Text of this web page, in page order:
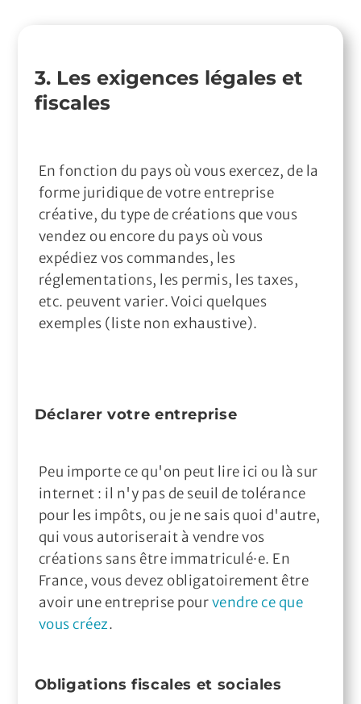
3. Les exigences légales et
fiscales
En fonction du pays où vous exercez, de la
forme juridique de votre entreprise
créative, du type de créations que vous
vendez ou encore du pays où vous
expédiez vos commandes, les
réglementations, les permis, les taxes,
etc. peuvent varier. Voici quelques
exemples (liste non exhaustive).
Déclarer votre entreprise
Peu importe ce qu'on peut lire ici ou là sur
internet : il n'y pas de seuil de tolérance
pour les impôts, ou je ne sais quoi d'autre,
qui vous autoriserait à vendre vos
créations sans être immatriculé·e. En
France, vous devez obligatoirement être
avoir une entreprise pourvendre ce que
vous créez.
Obligations fiscales et sociales